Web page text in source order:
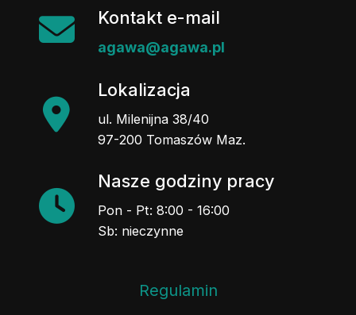
Kontakt e-mail
agawa@agawa.pl
Lokalizacja
ul. Milenijna 38/40
97-200 Tomaszów Maz.
Nasze godziny pracy
Pon - Pt: 8:00 - 16:00
Sb: nieczynne
Regulamin